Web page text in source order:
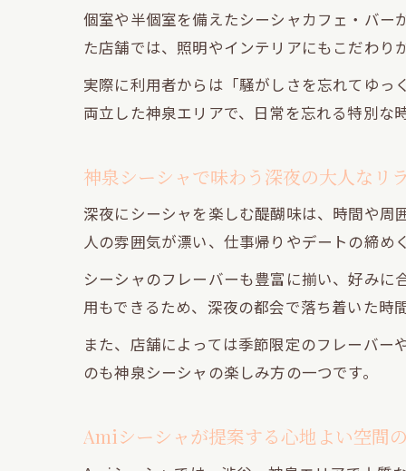
個室や半個室を備えたシーシャカフェ・バー
た店舗では、照明やインテリアにもこだわり
実際に利用者からは「騒がしさを忘れてゆっ
両立した神泉エリアで、日常を忘れる特別な
神泉シーシャで味わう深夜の大人なリ
深夜にシーシャを楽しむ醍醐味は、時間や周
人の雰囲気が漂い、仕事帰りやデートの締め
シーシャのフレーバーも豊富に揃い、好み
用もできるため、深夜の都会で落ち着いた時
また、店舗によっては季節限定のフレーバ
のも神泉シーシャの楽しみ方の一つです。
Amiシーシャが提案する心地よい空間